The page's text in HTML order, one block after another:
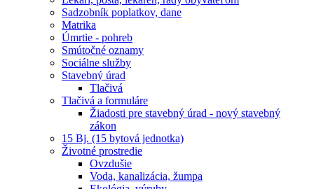
Sadzobník poplatkov, dane
Matrika
Úmrtie - pohreb
Smútočné oznamy
Sociálne služby
Stavebný úrad
Tlačivá
Tlačivá a formuláre
Žiadosti pre stavebný úrad - nový stavebný
zákon
15 Bj. (15 bytová jednotka)
Životné prostredie
Ovzdušie
Voda, kanalizácia, žumpa